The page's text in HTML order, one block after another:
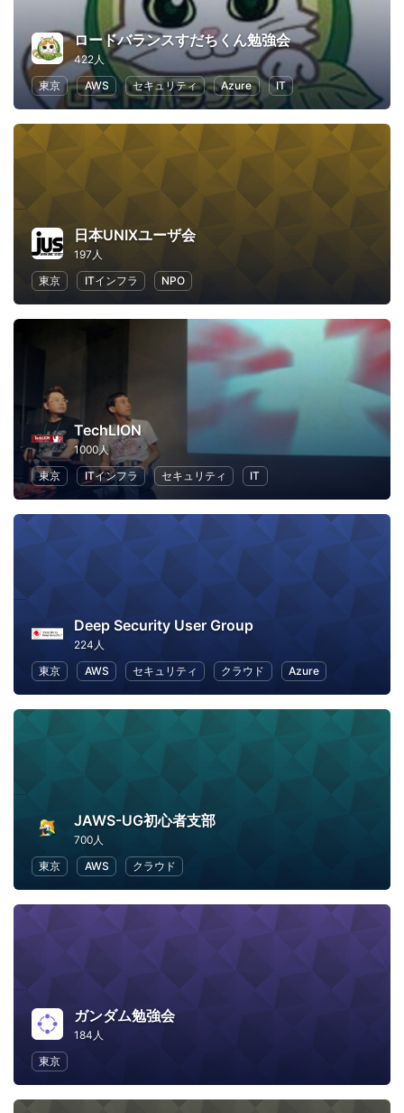
ロードバランスすだちくん勉強会
422人
東京
AWS セキュリティ Azure IT
日本UNIXユーザ会
197人
東京
ITインフラ NPO
TechLION
1000人
東京
ITインフラ セキュリティ IT
Deep Security User Group
224人
東京
AWS セキュリティ クラウド Azure
JAWS-UG初心者支部
700人
東京
AWS クラウド
ガンダム勉強会
184人
東京